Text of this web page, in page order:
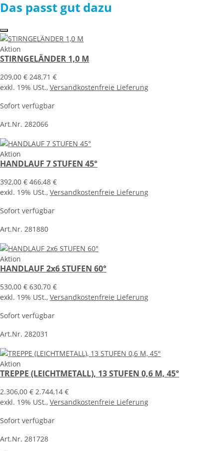
Das passt gut dazu
Aktion
STIRNGELÄNDER 1,0 M
209,00 € 248,71 €
exkl. 19% USt., Versandkostenfreie Lieferung
Sofort verfügbar
Art.Nr. 282066
Aktion
HANDLAUF 7 STUFEN 45°
392,00 € 466,48 €
exkl. 19% USt., Versandkostenfreie Lieferung
Sofort verfügbar
Art.Nr. 281880
Aktion
HANDLAUF 2x6 STUFEN 60°
530,00 € 630,70 €
exkl. 19% USt., Versandkostenfreie Lieferung
Sofort verfügbar
Art.Nr. 282031
Aktion
TREPPE (LEICHTMETALL), 13 STUFEN 0,6 M, 45°
2.306,00 € 2.744,14 €
exkl. 19% USt., Versandkostenfreie Lieferung
Sofort verfügbar
Art.Nr. 281728